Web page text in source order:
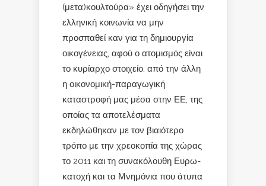
(μετα)κουλτούρα» έχει οδηγήσει την
ελληνική κοινωνία να μην
προσπαθεί καν για τη δημιουργία
οικογένειας, αφού ο ατομισμός είναι
το κυρίαρχο στοιχείο, από την άλλη
η οικονομική-παραγωγική
καταστροφή μας μέσα στην ΕΕ, της
οποίας τα αποτελέσματα
εκδηλώθηκαν με τον βιαιότερο
τρόπο με την χρεοκοπία της χώρας
το 2011 και τη συνακόλουθη Ευρω-
κατοχή και τα Μνημόνια που άτυπα